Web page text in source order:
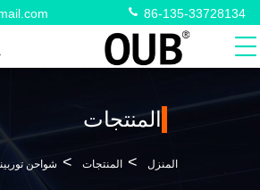
86-135-33728134
المنتجات
المنزل > المنتجات > شواحن